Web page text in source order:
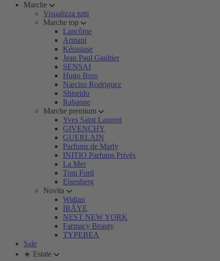
Marche
Visualizza tutti
Marche top
Lancôme
Armani
Kérastase
Jean Paul Gaultier
SENSAI
Hugo Boss
Narciso Rodriguez
Shiseido
Rabanne
Marche premium
Yves Saint Laurent
GIVENCHY
GUERLAIN
Parfums de Marly
INITIO Parfums Privés
La Mer
Tom Ford
Eisenberg
Novita
Widian
IRÄYE
NEST NEW YORK
Farmacy Beauty
TYPEBEA
Sale
☀️ Estate